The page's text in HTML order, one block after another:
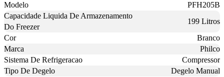
Modelo
PFH205B
Capacidade Liquida De Armazenamento
Do Freezer
199 Litros
Cor
Branco
Marca
Philco
Sistema De Refrigeracao
Compressor
Tipo De Degelo
Degelo Manual